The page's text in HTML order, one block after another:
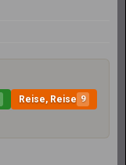
Reise, Reise 9